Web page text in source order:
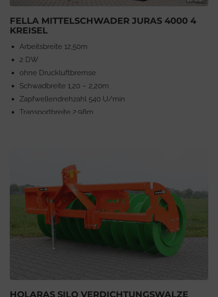
FELLA MITTELSCHWADER JURAS 4000 4
KREISEL
Arbeitsbreite 12,50m
2 DW
ohne Druckluftbremse
Schwadbreite 1,20 – 2,20m
Zapfwellendrehzahl 540 U/min
Transportbreite 2,98m
HOLARAS SILO VERDICHTUNGSWALZE